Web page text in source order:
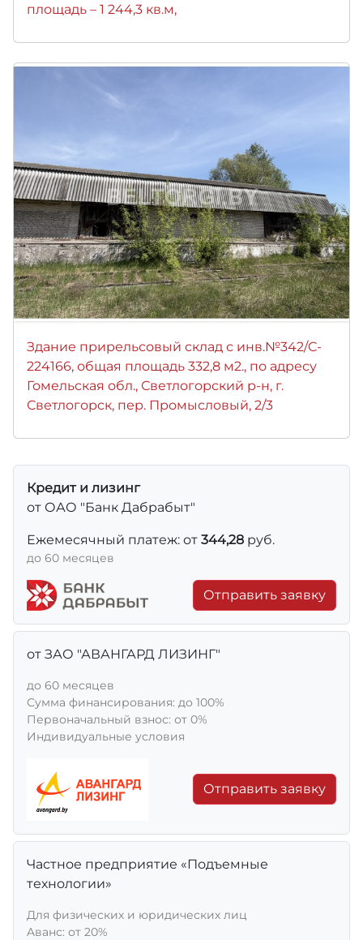
площадь – 1 244,3 кв.м,
Здание прирельсовый склад с инв.№342/C-
224166, общая площадь 332,8 м2., по адресу
Гомельская обл., Светлогорский р-н, г.
Светлогорск, пер. Промысловый, 2/3
Кредит и лизинг
от ОАО "Банк Дабрабыт"
Ежемесячный платеж: от 344,28 руб.
до 60 месяцев
Отправить заявку
от ЗАО "АВАНГАРД ЛИЗИНГ"
до 60 месяцев
Сумма финансирования: до 100%
Первоначальный взнос: от 0%
Индивидуальные условия
Отправить заявку
Частное предприятие «Подъемные
технологии»
Для физических и юридических лиц
Aванс: от 20%